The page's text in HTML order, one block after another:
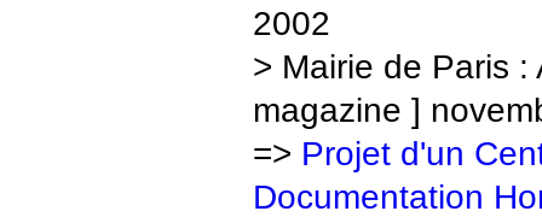
2002
> Mairie de Paris
magazine ]
=> Projet d'un
Documentation